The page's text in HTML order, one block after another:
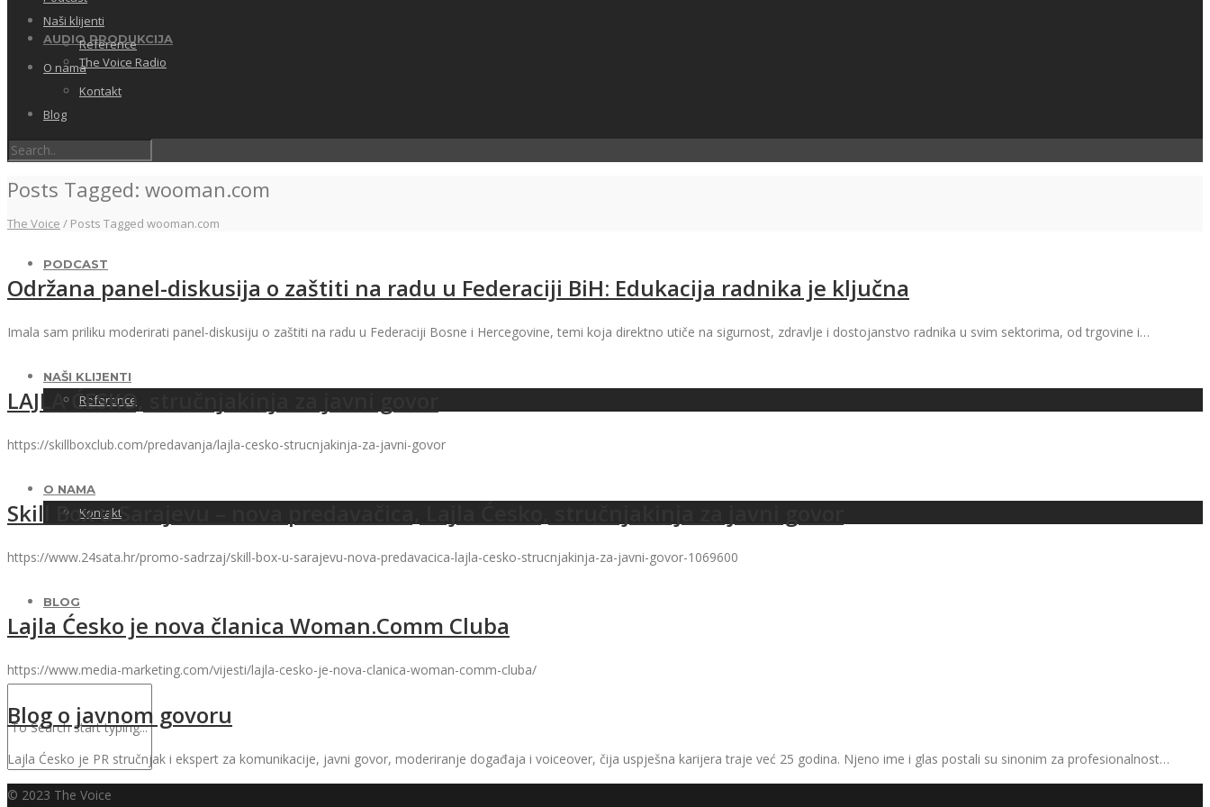
AUDIO PRODUKCIJA
The Voice Radio
FOTO
PODCAST
NAŠI KLIJENTI
Reference
O NAMA
Kontakt
BLOG
Naši klijenti
Reference
O nama
Kontakt
Blog
Posts Tagged: wooman.com
The Voice / Posts Tagged wooman.com
Održana panel-diskusija o zaštiti na radu u Federaciji BiH: Edukacija radnika je ključna
Imala sam priliku moderirati panel-diskusiju o zaštiti na radu u Federaciji Bosne i Hercegovine, temi koja direktno utiče na sigurnost, zdravlje i dostojanstvo radnika u svim sektorima, od trgovine i…
LAJLA ĆESKO, stručnjakinja za javni govor
https://skillboxclub.com/predavanja/lajla-cesko-strucnjakinja-za-javni-govor
Skill Box u Sarajevu – nova predavačica, Lajla Ćesko, stručnjakinja za javni govor
https://www.24sata.hr/promo-sadrzaj/skill-box-u-sarajevu-nova-predavacica-lajla-cesko-strucnjakinja-za-javni-govor-1069600
Lajla Ćesko je nova članica Woman.Comm Cluba
https://www.media-marketing.com/vijesti/lajla-cesko-je-nova-clanica-woman-comm-cluba/
Blog o javnom govoru
Lajla Ćesko je PR stručnjak i ekspert za komunikacije, javni govor, moderiranje događaja i voiceover, čija uspješna karijera traje već 25 godina. Njeno ime i glas postali su sinonim za profesionalnost…
© 2023 The Voice